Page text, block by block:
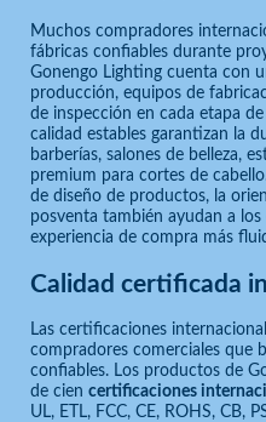
Muchos compradores
fábricas confiables durante
Gonengo Lighting cuenta con
producción, equipos de
de inspección en cada etapa
calidad estables garantizan la
barberías, salones de belleza,
premium para cortes de
de diseño de productos, la
posventa también ayudan a
experiencia de compra más
Calidad certificada
Las certificaciones
compradores comerciales que
confiables. Los productos de
de cien certificaciones
UL, ETL, FCC, CE, ROHS, CB,